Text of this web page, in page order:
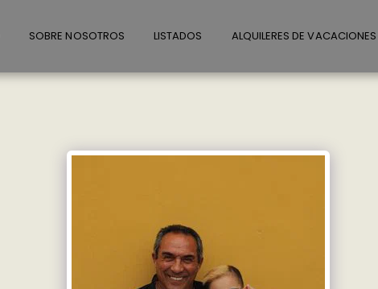
SOBRE NOSOTROS LISTADOS ALQUILERES DE VACACIONES